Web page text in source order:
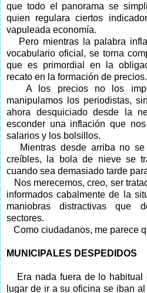
que todo el panorama se
quien regulara ciertos
vapuleada economía.
Pero mientras la palabra
vocabulario oficial, se torna
que es primordial en la
recato en la formación de precios.
A los precios no los
manipulamos los periodistas,
ahora desquiciado desde la
esconder una inflación que
salarios y los bolsillos.
Mientras desde arriba no
creíbles, la bola de nieve se
cuando sea demasiado tarde
Nos merecemos, creo, ser
informados cabalmente de la
maniobras distractivas que
sectores.
Como ciudadanos, me parece
MUNICIPALES DESPEDIDOS
Era nada fuera de lo
lugar de ir a su oficina se iban